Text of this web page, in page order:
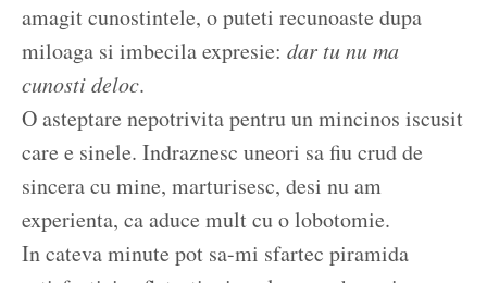
amagit cunostintele, o puteti recunoaste dupa
miloaga si imbecila expresie: dar tu nu ma
cunosti deloc.
O asteptare nepotrivita pentru un mincinos iscusit
care e sinele. Indraznesc uneori sa fiu crud de
sincera cu mine, marturisesc, desi nu am
experienta, ca aduce mult cu o lobotomie.
In cateva minute pot sa-mi sfartec piramida